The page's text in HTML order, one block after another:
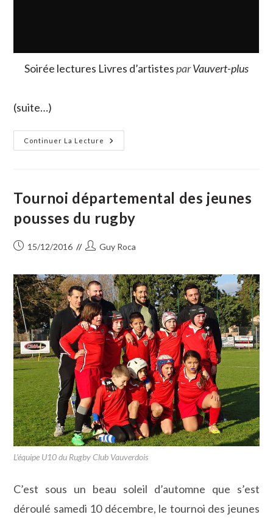
Soirée lectures Livres d’artistesparVauvert-plus
(suite…)
Continuer La Lecture
Soirée
Lecture
L’Espace
Jean
Tournoi départemental des jeunes
pousses du rugby
Publication
15/12/2016
Auteur/autrice
publication :
Guy Roca
L’équipe U10 du Rugby Club Vauverdois
C’est sous un beau soleil d’automne que s’est
déroulé samedi 10 décembre, le tournoi des jeunes